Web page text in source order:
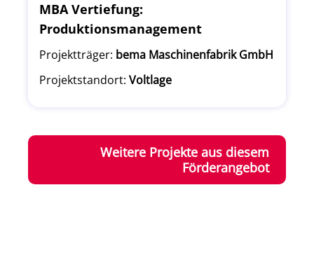
MBA Vertiefung:
Produktionsmanagement
Projektträger: bema Maschinenfabrik GmbH
Projektstandort: Voltlage
Weitere Projekte aus diesem
Förderangebot